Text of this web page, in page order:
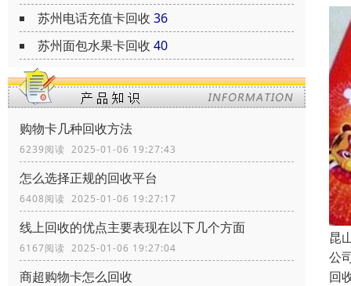
苏州电话充值卡回收 36
苏州面包水果卡回收 40
购物卡几种回收方法
6239阅读 2025-01-06 19:27:43
怎么选择正规的回收平台
6408阅读 2025-01-06 19:27:17
线上回收的优点主要表现在以下几个方面
6167阅读 2025-01-06 19:27:04
商超购物卡怎么回收
昆
公
回